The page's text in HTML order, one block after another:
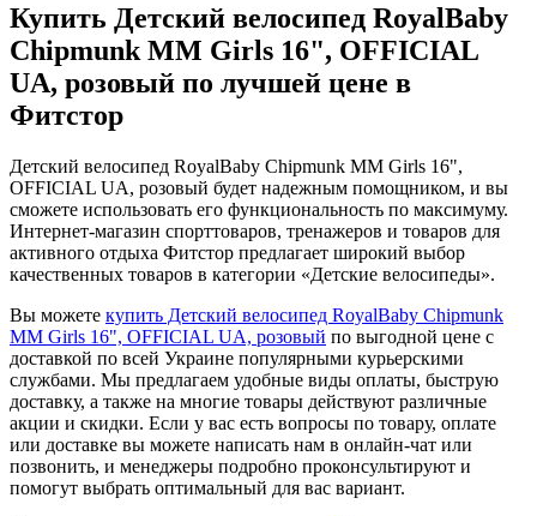
Купить Детский велосипед RoyalBaby
Chipmunk MM Girls 16", OFFICIAL
UA, розовый по лучшей цене в
Фитстор
Детский велосипед RoyalBaby Chipmunk MM Girls 16",
OFFICIAL UA, розовый будет надежным помощником, и вы
сможете использовать его функциональность по максимуму.
Интернет-магазин спорттоваров, тренажеров и товаров для
активного отдыха Фитстор предлагает широкий выбор
качественных товаров в категории «Детские велосипеды».
Вы можете купить Детский велосипед RoyalBaby Chipmunk
MM Girls 16", OFFICIAL UA, розовый по выгодной цене с
доставкой по всей Украине популярными курьерскими
службами. Мы предлагаем удобные виды оплаты, быструю
доставку, а также на многие товары действуют различные
акции и скидки. Если у вас есть вопросы по товару, оплате
или доставке вы можете написать нам в онлайн-чат или
позвонить, и менеджеры подробно проконсультируют и
помогут выбрать оптимальный для вас вариант.